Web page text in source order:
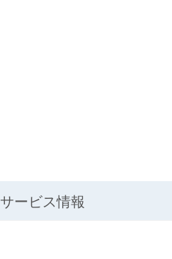
サービス情報